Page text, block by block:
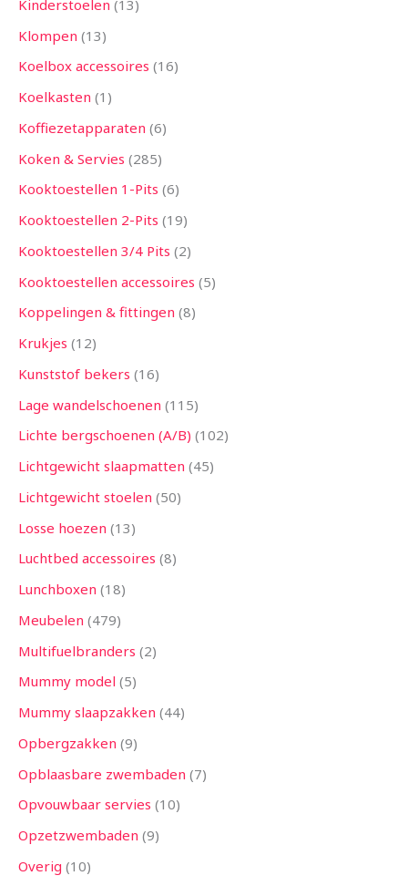
Kinderstoelen 13
Klompen 13
Koelbox accessoires 16
Koelkasten 1
Koffiezetapparaten 6
Koken & Servies 285
Kooktoestellen 1-Pits 6
Kooktoestellen 2-Pits 19
Kooktoestellen 3/4 Pits 2
Kooktoestellen accessoires 5
Koppelingen & fittingen 8
Krukjes 12
Kunststof bekers 16
Lage wandelschoenen 115
Lichte bergschoenen (A/B) 102
Lichtgewicht slaapmatten 45
Lichtgewicht stoelen 50
Losse hoezen 13
Luchtbed accessoires 8
Lunchboxen 18
Meubelen 479
Multifuelbranders 2
Mummy model 5
Mummy slaapzakken 44
Opbergzakken 9
Opblaasbare zwembaden 7
Opvouwbaar servies 10
Opzetzwembaden 9
Overig 10